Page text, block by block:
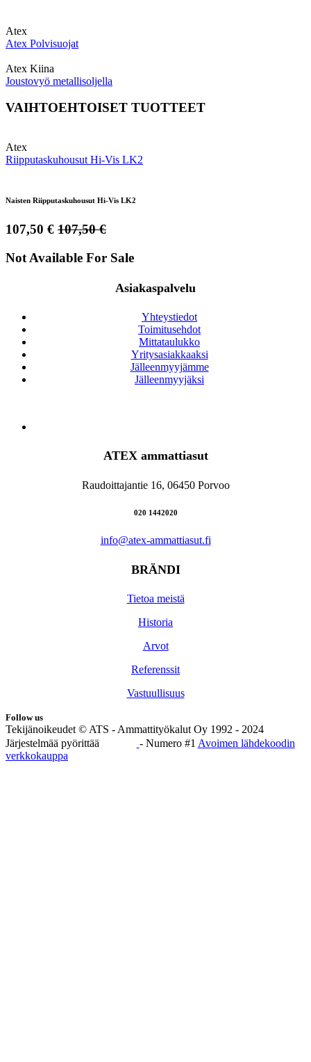
Atex
Atex Polvisuojat
Atex Kiina
Joustovyö metallisoljella
VAIHTOEHTOISET TUOTTEET
Atex
Riipputaskuhousut Hi-Vis LK2
Naisten Riipputaskuhousut Hi-Vis LK2
107,50 € 107,50€
Not Available For Sale
Asiakaspalvelu
Yhteystiedot
Toimitusehdot
Mittataulukko
Yritysasiakkaaksi
Jälleenmyyjämme
Jälleenmyyjäksi
ATEX ammattiasut
Raudoittajantie 16, 06450 Porvoo
020 1442020
info@atex-ammattiasut.fi
BRÄNDI
Tietoa meistä
Historia
Arvot
Referenssit
Vastuullisuus
Follow us
Tekijänoikeudet © ATS - Ammattityökalut Oy 1992 - 2024
Järjestelmää pyörittää
- Numero #1 Avoimen lähdekoodin
verkkokauppa